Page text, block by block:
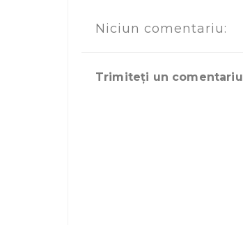
Niciun comentariu:
Trimiteți un comentariu